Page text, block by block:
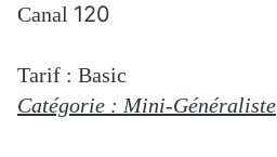
Canal 120
Tarif : Basic
Catégorie : Mini-Généraliste